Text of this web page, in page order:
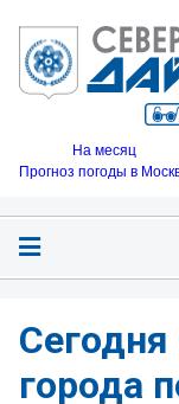
На месяц
Прогноз погоды в
города